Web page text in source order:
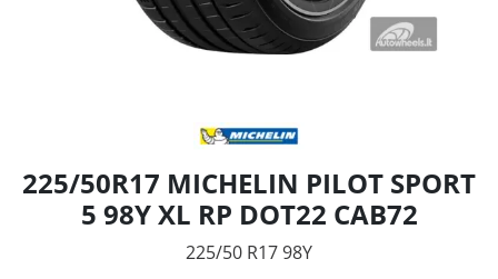
225/50R17 MICHELIN PILOT SPORT
5 98Y XL RP DOT22 CAB72
225/50 R17 98Y